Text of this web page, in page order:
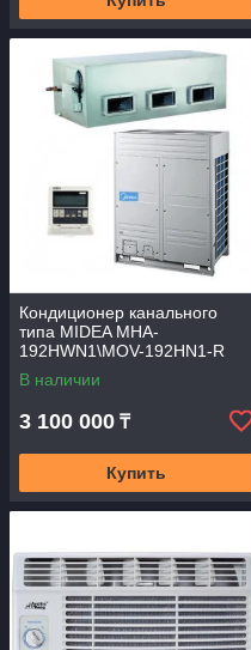
Кондиционер канального
типа MIDEA MHA-
192HWN1\MOV-192HN1-R
В наличии
3 100 000 ₸
Купить